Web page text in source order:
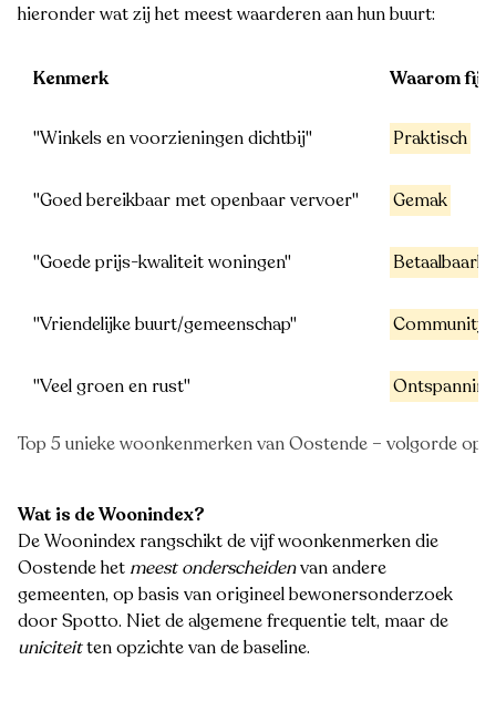
hieronder wat zij het meest waarderen aan hun buurt:
Top 5 unieke woonkenmerken van Oostende – volgorde op
Kenmerk Waarom
"Winkels en voorzieningen dichtbij" Praktisch
"Goed bereikbaar met openbaar vervoer" Gemak
"Goede prijs-kwaliteit woningen"
"Vriendelijke buurt/gemeenschap" Community
"Veel groen en rust" Ontspanning
Wat is de Woonindex?
De Woonindex rangschikt de vijf woonkenmerken die
Oostende hetmeest onderscheidenvan andere
gemeenten, op basis van origineel bewonersonderzoek
door Spotto. Niet de algemene frequentie telt, maar de
uniciteitten opzichte van de baseline.